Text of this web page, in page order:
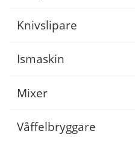
Knivslipare
Ismaskin
Mixer
Våffelbryggare